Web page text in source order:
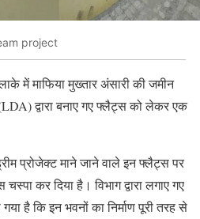
project
में माफिया मुख्तार अंसारी की जमीन
द्वारा बनाए गए फ्लैट्स को लेकर एक
प्रोजेक्ट माने जाने वाले इन फ्लैट्स पर
कर दिया है। विभाग द्वारा लगाए गए
है कि इन भवनों का निर्माण पूरी तरह से